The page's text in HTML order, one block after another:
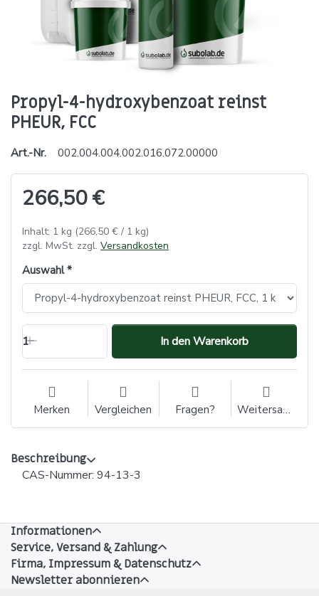
Propyl-4-hydroxybenzoat reinst
PHEUR, FCC
Art.-Nr. 002.004.004.002.016.072.00000
266,50 €
Inhalt: 1 kg (266,50 € / 1 kg)
zzgl. MwSt. zzgl. Versandkosten
Auswahl
1 In den Warenkorb
Merken Vergleichen Fragen? Weitersagen
Beschreibung
CAS-Nummer: 94-13-3
Informationen
Service, Versand & Zahlung
Firma, Impressum & Datenschutz
Newsletter abonnieren